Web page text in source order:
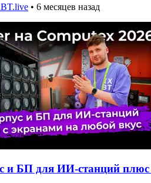
• 6 месяцев назад
БП для ИИ-станций плюс